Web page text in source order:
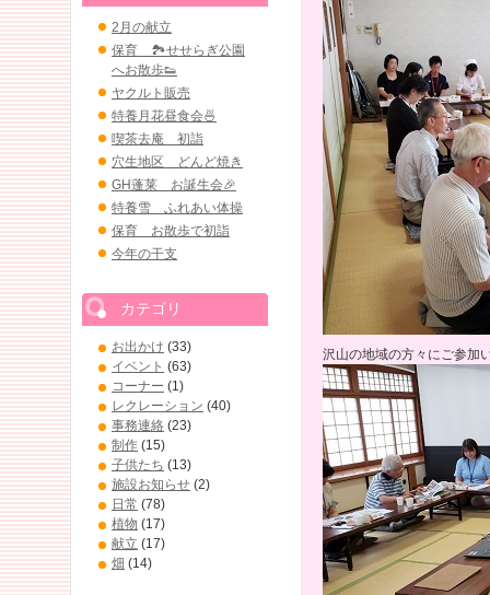
沢山の地域の方々にご参加
2月の献立
保育 🏞せせらぎ公園
へお散歩👟
ヤクルト販売
特養月花昼食会🍜
喫茶去庵 初詣
穴生地区 どんど焼き
GH蓬莱 お誕生会🎉
特養雪 ふれあい体操
保育 お散歩で初詣
今年の干支
カテゴリ
お出かけ (33)
イベント (63)
コーナー (1)
レクレーション (40)
事務連絡 (23)
制作 (15)
子供たち (13)
施設お知らせ (2)
日常 (78)
植物 (17)
献立 (17)
畑 (14)